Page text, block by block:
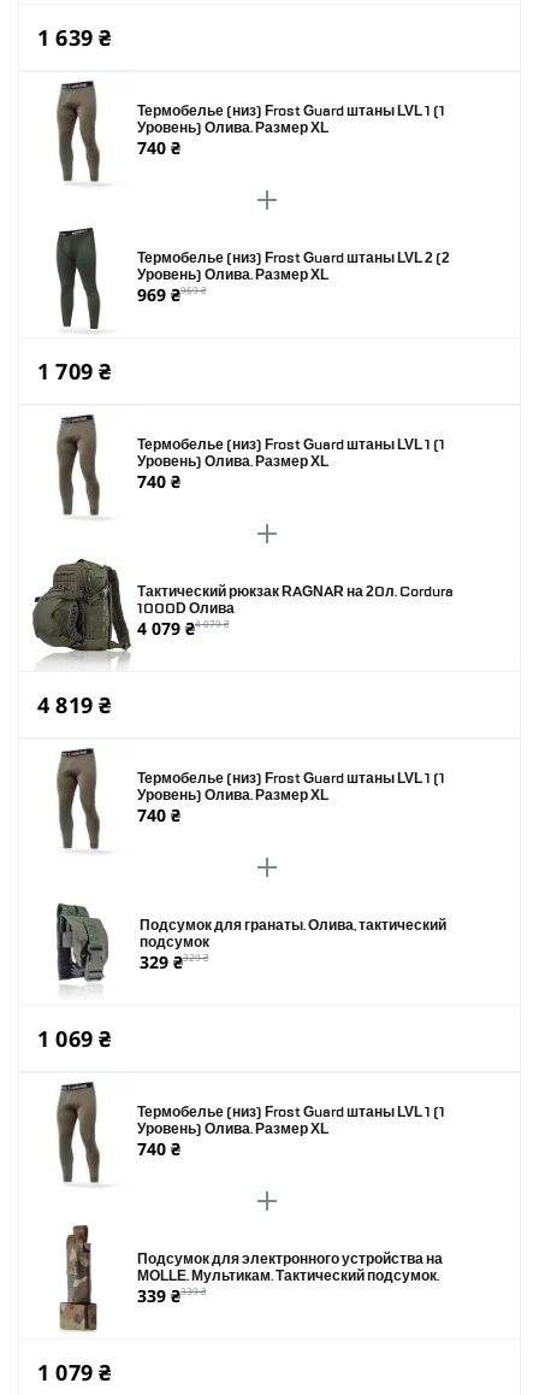
1 639 ₴
Термобелье (низ) Frost Guard штаны LVL 1 (1
Уровень) Олива. Размер XL
740 ₴
Термобелье (низ) Frost Guard штаны LVL 2 (2
Уровень) Олива. Размер XL
969 ₴969 ₴
1 709 ₴
Термобелье (низ) Frost Guard штаны LVL 1 (1
Уровень) Олива. Размер XL
740 ₴
Тактический рюкзак RAGNAR на 20л. Cordura
1000D Олива
4 079 ₴4 079 ₴
4 819 ₴
Термобелье (низ) Frost Guard штаны LVL 1 (1
Уровень) Олива. Размер XL
740 ₴
Подсумок для гранаты. Олива, тактический
подсумок
329 ₴329 ₴
1 069 ₴
Термобелье (низ) Frost Guard штаны LVL 1 (1
Уровень) Олива. Размер XL
740 ₴
Подсумок для электронного устройства на
MOLLE. Мультикам. Тактический подсумок.
339 ₴339 ₴
1 079 ₴